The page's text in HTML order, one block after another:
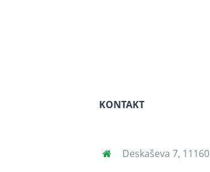
KONTAKT
Deskaševa 7, 11160